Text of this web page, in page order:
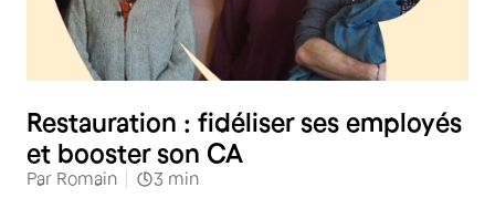
Restauration : fidéliser ses employés
et booster son CA
Par Romain 3 min